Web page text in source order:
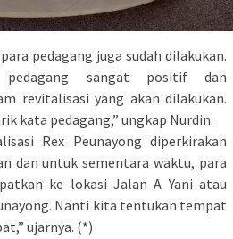
pedagang juga sudah dilakukan.
pedagang sangat positif dan
revitalisasi yang akan dilakukan.
kata pedagang,” ungkap Nurdin.
Rex Peunayong diperkirakan
dan untuk sementara waktu, para
ke lokasi Jalan A Yani atau
Nanti kita tentukan tempat
ujarnya. (*)